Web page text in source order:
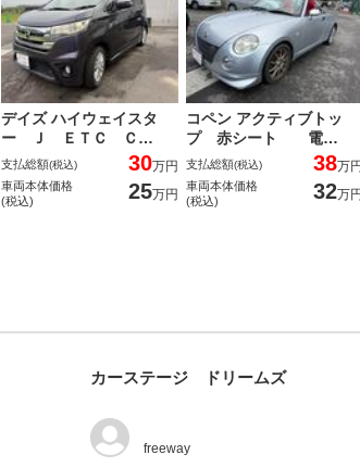
デイズ ハイウェイスタ
ー Ｊ ＥＴＣ Ｃ…
支払総額(税込) 30万円
車両本体価格
(税込)
25万円
コペン アクティブトッ
プ 赤シート 電…
支払総額(税込) 38万円
車両本体価格
(税込)
32万
カーステージ ドリームズ
freeway